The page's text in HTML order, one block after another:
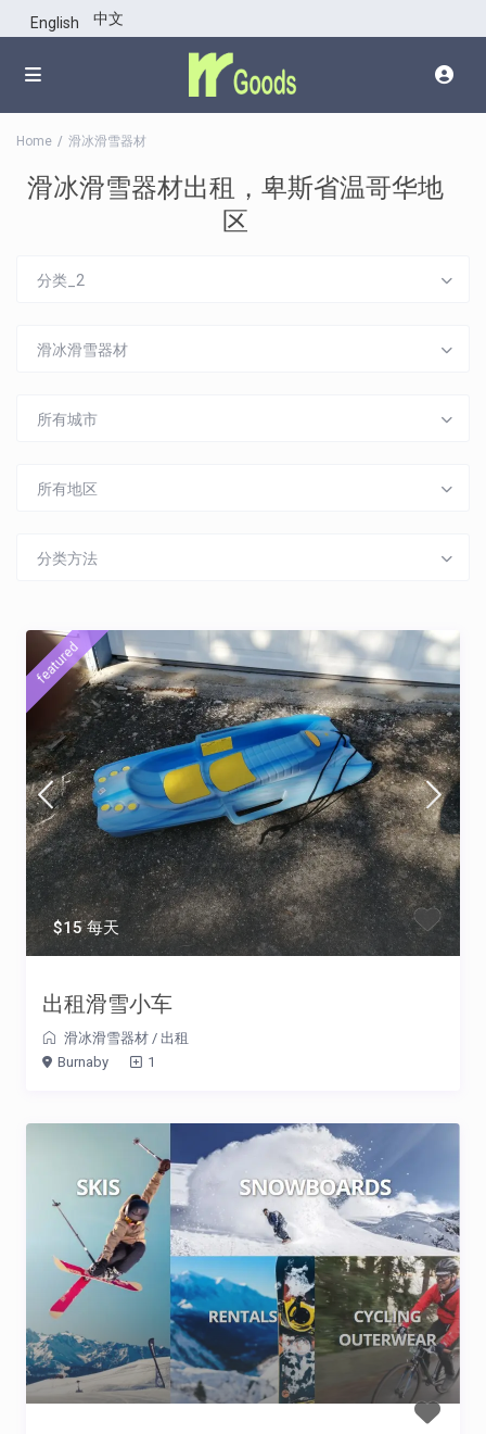
English 中文
Home 滑冰滑雪器材
滑冰滑雪器材出租，卑斯省温哥华地
区
分类_2
滑冰滑雪器材
所有城市
所有地区
分类方法
$15 每天
featured
出租滑雪小车
滑冰滑雪器材 / 出租
Burnaby
1